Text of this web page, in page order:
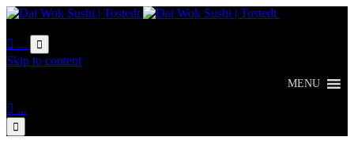
 ... 
Skip to content
MENU
 ...
